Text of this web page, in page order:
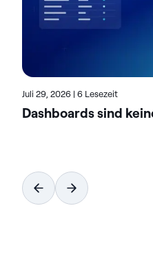
Wert analytikgestützter
Branchen hervor. In ihren
Juli 29, 2026 | 6 Lesezeit
Dashboards sind